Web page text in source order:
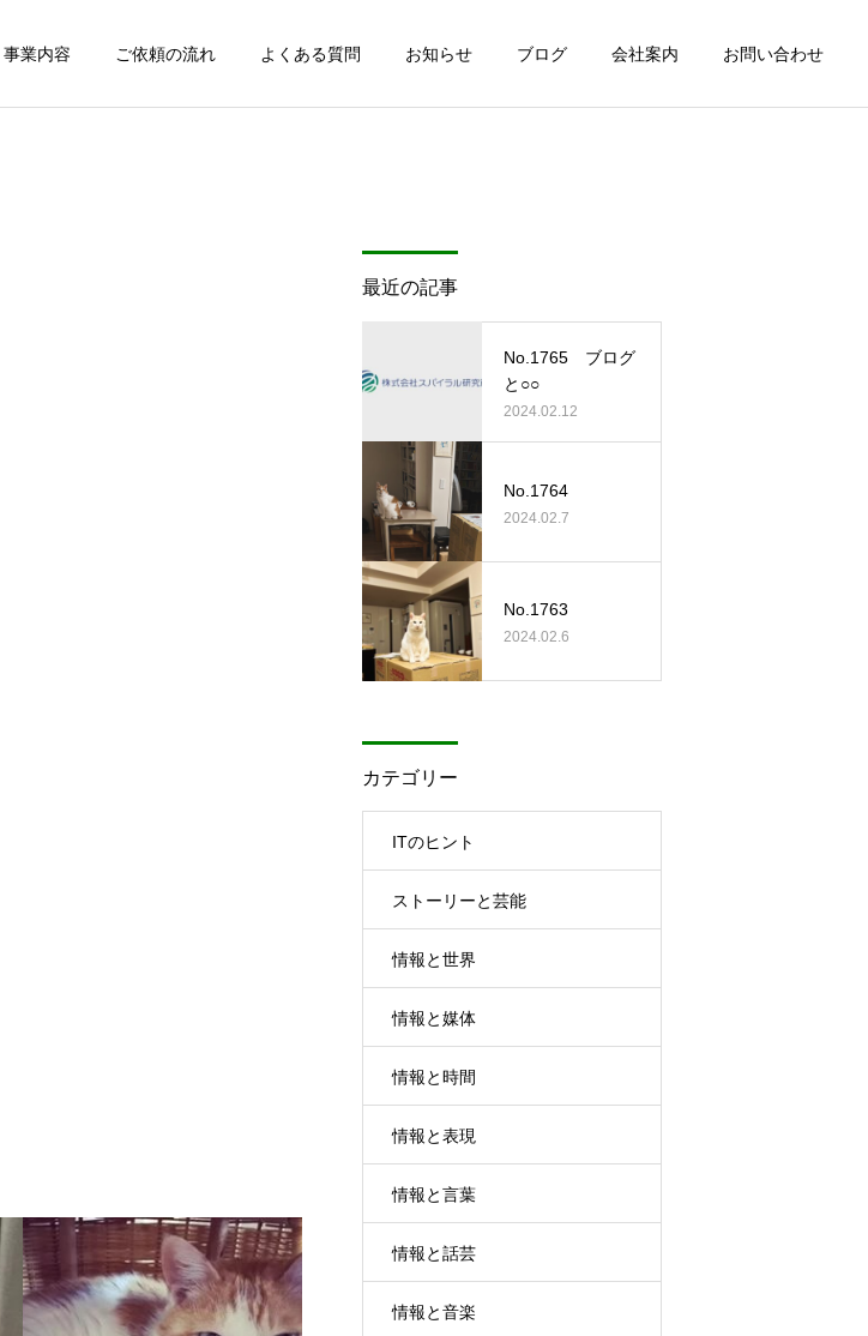
事業内容 ご依頼の流れ よくある質問 お知らせ ブログ 会社案内 お問い合わせ
最近の記事
No.1765 ブログ
と○○
2024.02.12
No.1764
2024.02.7
No.1763
2024.02.6
カテゴリー
ITのヒント
ストーリーと芸能
情報と世界
情報と媒体
情報と時間
情報と表現
情報と言葉
情報と話芸
情報と音楽